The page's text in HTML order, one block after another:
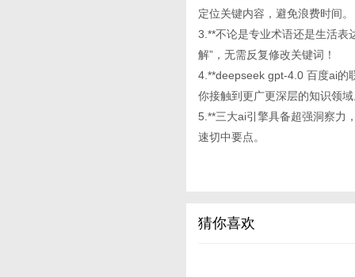
定位关键内容，避免浪费时间。
3.**不论是专业术语还是生活表
解”，无需反复修改关键词！
4.**deepseek gpt-4.0 百度ai的
你接触到更广更深层的知识领
5.**三大ai引擎具备超强洞察力
速切中要点。
猜你喜欢